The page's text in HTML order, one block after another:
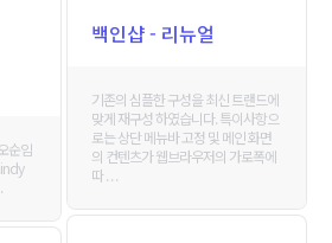
순임
백인샵 - 리뉴얼
기존의 심플한 구성을 최신 트랜드에
맞게 재구성 하였습니다. 특이사항으
로는 상단 메뉴바 고정 및 메인 화면
의 컨텐츠가 웹브라우저의 가로폭에
따 . . .